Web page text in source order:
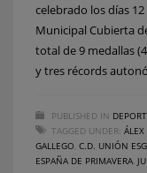
celebrado los días
Municipal Cubierta
total de 9 medallas
y tres récords
PUBLISHED IN
TAGGED UNDER:
GALLEGO C.D. UNIÓN
ESPAÑA DE PRIMAVERA